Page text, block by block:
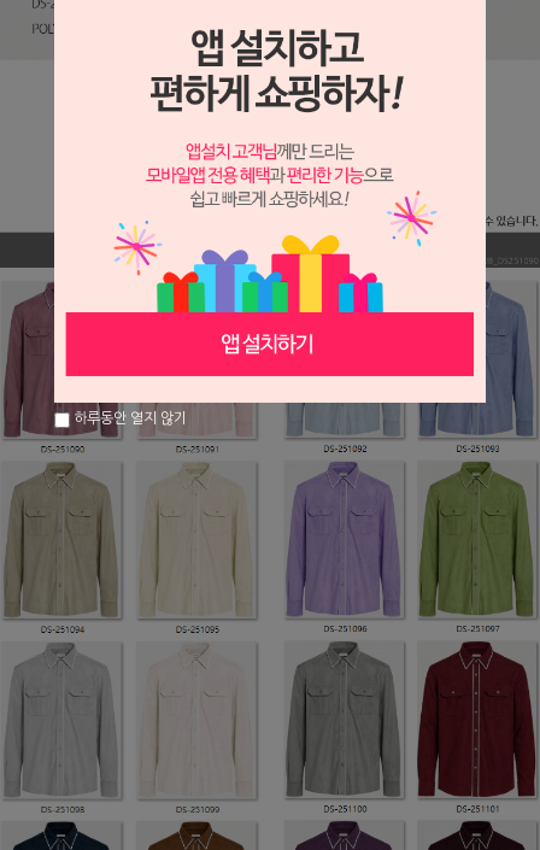
하루동안 열지 않기